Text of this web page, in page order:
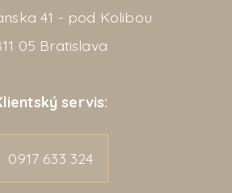
41 - pod Kolibou
05 Bratislava
servis:
0917 633 324